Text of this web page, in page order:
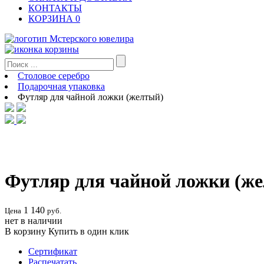
КОНТАКТЫ
КОРЗИНА 0
Столовое серебро
Подарочная упаковка
Футляр для чайной ложки (желтый)
Футляр для чайной ложки
Цена 1 140 руб.
нет в наличии
В корзину Купить в один клик
Сертификат
Распечатать